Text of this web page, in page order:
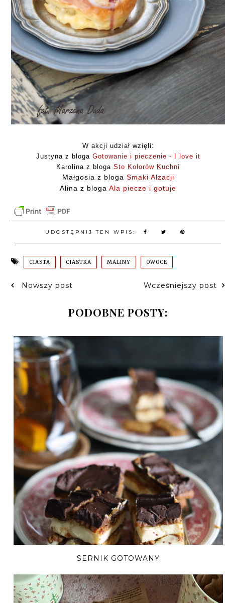
W akcji udział wzięli:
Justyna z bloga Gotowanie i pieczenie - I love it
Karolina z blogaSto Kolorów Kuchni
Małgosia z bloga Smaki Alzacji
Alina z blogaAla piecze i gotuje
UDOSTĘPNIJ TEN WPIS:
CIASTA CIASTKA MALINY OWOCE
Nowszy post Wcześniejszy post
PODOBNE POSTY:
SERNIK GOTOWANY